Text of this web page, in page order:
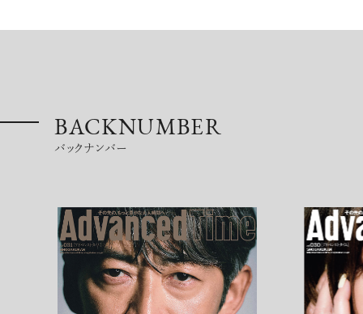
注目の記事
BACKNUMBER
バックナンバー